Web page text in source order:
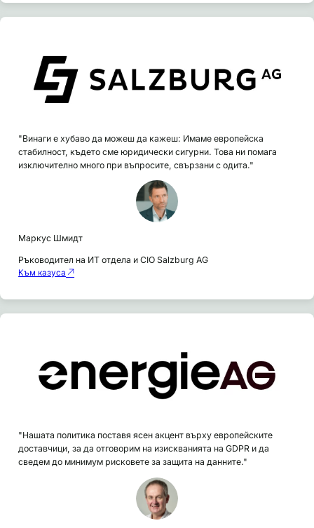
"Винаги е хубаво да можеш да кажеш: Имаме европейска
стабилност, където сме юридически сигурни. Това ни помага
изключително много при въпросите, свързани с одита."
Маркус Шмидт
Ръководител на ИТ отдела и CIO Salzburg AG
Към казуса
"Нашата политика поставя ясен акцент върху европейските
доставчици, за да отговорим на изискванията на GDPR и да
сведем до минимум рисковете за защита на данните."